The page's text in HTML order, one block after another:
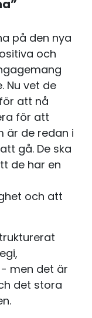
på den nya
och
Nu vet de
att nå
för att
är de redan i
gå. De ska
de har en
och att
men det är
det stora